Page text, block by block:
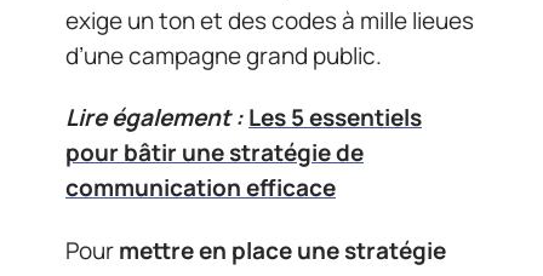
exige un ton et des codes à mille lieues
d’une campagne grand public.
Lire également :Les 5 essentiels
pour bâtir une stratégie de
communication efficace
Pourmettre en place une stratégie